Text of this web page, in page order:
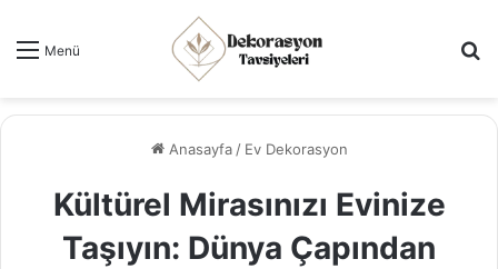
Menü
Anasayfa / Ev Dekorasyon
Kültürel Mirasınızı Evinize
Taşıyın: Dünya Çapından